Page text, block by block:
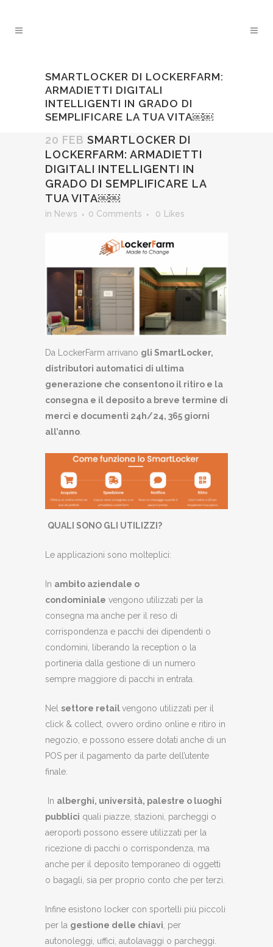
SMARTLOCKER DI LOCKERFARM:
ARMADIETTI DIGITALI
INTELLIGENTI IN GRADO DI
SEMPLIFICARE LA TUA VITA￼￼
20 FEB SMARTLOCKER DI
LOCKERFARM: ARMADIETTI
DIGITALI INTELLIGENTI IN
GRADO DI SEMPLIFICARE LA
TUA VITA￼￼
in News 0 Comments 0 Likes
Da LockerFarm arrivano gli SmartLocker,
distributori automatici di ultima
generazione che consentono il ritiro e la
consegna e il deposito a breve termine di
merci e documenti 24h/24, 365 giorni
all’anno
QUALI SONO GLI UTILIZZI?
Le applicazioni sono molteplici:
In ambito aziendale o
condominiale vengono utilizzati per la
consegna ma anche per il reso di
corrispondenza e pacchi dei dipendenti o
condomini, liberando la reception o la
portineria dalla gestione di un numero
sempre maggiore di pacchi in entrata.
Nel settore retailvengono utilizzati per il
click & collect, ovvero ordino online e ritiro in
negozio, e possono essere dotati anche di un
POS per il pagamento da parte dell’utente
finale.
In alberghi, università, palestre o luoghi
pubblici quali piazze, stazioni, parcheggi o
aeroporti possono essere utilizzati per la
ricezione di pacchi o corrispondenza, ma
anche per il deposito temporaneo di oggetti
o bagagli, sia per proprio conto che per terzi.
Infine esistono locker con sportelli più piccoli
per la gestione delle chiavi , per
autonoleggi, uffici, autolavaggi o parcheggi.